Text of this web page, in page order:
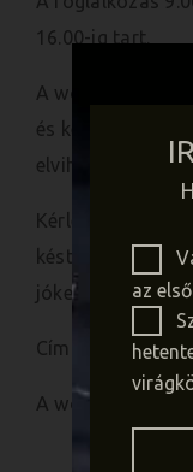
16.00-ig tart.
A workshop
ára
és kellékek árát
elvihetők!
Kérlek, hogy
kést,
jókedvedet! A
Cím: 2013
A workshop
az